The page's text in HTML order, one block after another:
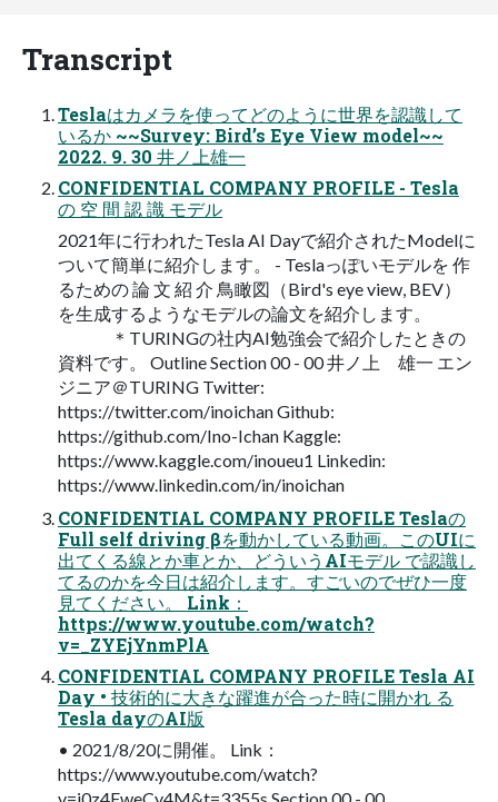
Transcript
Teslaはカメラを使ってどのように世界を認識して
いるか ~~Survey: Bird’s Eye View model~~
2022. 9. 30 井ノ上雄一
CONFIDENTIAL COMPANY PROFILE - Tesla
の 空 間 認 識 モデル
2021年に行われたTesla AI Dayで紹介されたModelに
ついて簡単に紹介します。 - Teslaっぽいモデルを 作
るための 論 文 紹 介 鳥瞰図（Bird's eye view, BEV）
を生成するようなモデルの論文を紹介します。
＊TURINGの社内AI勉強会で紹介したときの
資料です。 Outline Section 00 - 00 井ノ上 雄一 エン
ジニア＠TURING Twitter:
https://twitter.com/inoichan Github:
https://github.com/Ino-Ichan Kaggle:
https://www.kaggle.com/inoueu1 Linkedin:
https://www.linkedin.com/in/inoichan
CONFIDENTIAL COMPANY PROFILE Teslaの
Full self driving βを動かしている動画。このUIに
出てくる線とか車とか、どういうAIモデル で認識し
てるのかを今日は紹介します。すごいのでぜひ一度
見てください。 Link：
https://www.youtube.com/watch?
v=_ZYEjYnmPlA
CONFIDENTIAL COMPANY PROFILE Tesla AI
Day • 技術的に大きな躍進が合った時に開かれ る
Tesla dayのAI版
• 2021/8/20に開催。 Link：
https://www.youtube.com/watch?
v=j0z4FweCy4M&t=3355s Section 00 - 00